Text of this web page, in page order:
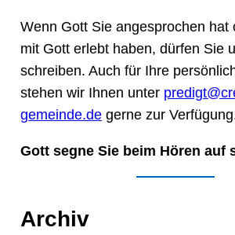
Wenn Gott Sie angesprochen hat
mit Gott erlebt haben, dürfen Sie
schreiben. Auch für Ihre
stehen wir Ihnen unter
gemeinde.degerne zur
Gott segne Sie beim Hören auf
Archiv